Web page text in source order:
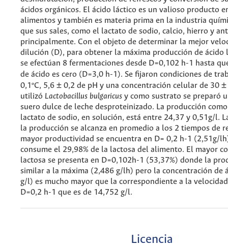
ácidos orgánicos. El ácido láctico es un valioso producto
alimentos y también es materia prima en la industria
que sus sales, como el lactato de sodio, calcio, hierro y
principalmente. Con el objeto de determinar la mejor
dilución (D), para obtener la máxima producción de ácido
se efectúan 8 fermentaciones desde D=0,102 h-1 hasta
de ácido es cero (D=3,0 h-1). Se fijaron condiciones de
0,1ºC, 5,6 ± 0,2 de pH y una concentración celular de 30
utilizó Lactobacillus bulgaricus y como sustrato se preparó
suero dulce de leche desproteinizado. La producción
lactato de sodio, en solución, está entre 24,37 y 0,51g/l.
la producción se alcanza en promedio a los 2 tiempos de
mayor productividad se encuentra en D= 0,2 h-1 (2,51g/
consume el 29,98% de la lactosa del alimento. El mayor
lactosa se presenta en D=0,102h-1 (53,37%) donde la
similar a la máxima (2,486 g/lh) pero la concentración de
g/l) es mucho mayor que la correspondiente a la
D=0,2 h-1 que es de 14,752 g/l.
Licencia